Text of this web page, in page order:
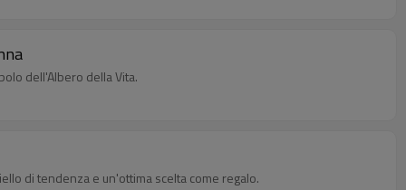
dell'Albero della Vita.
di tendenza e un'ottima scelta come regalo.